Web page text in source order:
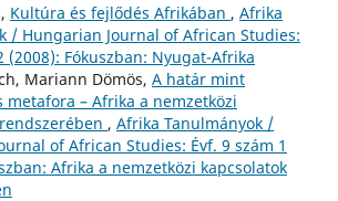
Kultúra és fejlődés Afrikában , Afrika
/ Hungarian Journal of African Studies:
(2008): Fókuszban: Nyugat-Afrika
Mariann Dömös, A határ mint
metafora – Afrika a nemzetközi
, Afrika Tanulmányok /
of African Studies: Évf. 9 szám 1
Afrika a nemzetközi kapcsolatok